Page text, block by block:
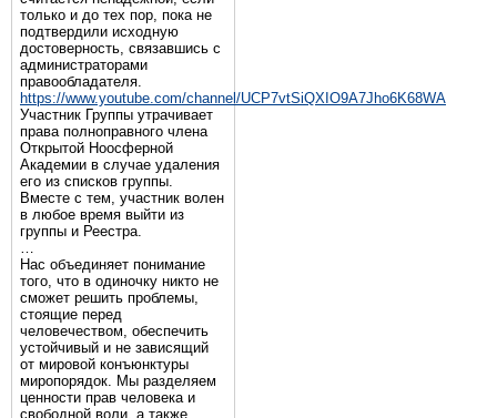
только и до тех пор, пока не
подтвердили исходную
достоверность, связавшись с
администраторами
правообладателя.
https://www.youtube.com/channel/UCP7vtSiQXIO9A7Jho6K68WA
Участник Группы утрачивает
права полноправного члена
Открытой Ноосферной
Академии в случае удаления
его из списков группы.
Вместе с тем, участник волен
в любое время выйти из
группы и Реестра.
…
Нас объединяет понимание
того, что в одиночку никто не
сможет решить проблемы,
стоящие перед
человечеством, обеспечить
устойчивый и не зависящий
от мировой конъюнктуры
миропорядок. Мы разделяем
ценности прав человека и
свободной воли, а также